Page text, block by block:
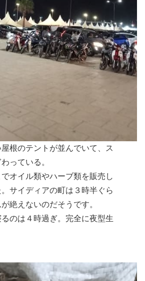
根のテントが並んでいて、ス
っている。
オイル類やハーブ類を販売し
サイディアの町は３時半ぐら
絶えないのだそうです。
のは４時過ぎ。完全に夜型生